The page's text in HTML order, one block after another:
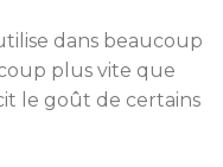
dans beaucoup
plus vite que
le goût de certains